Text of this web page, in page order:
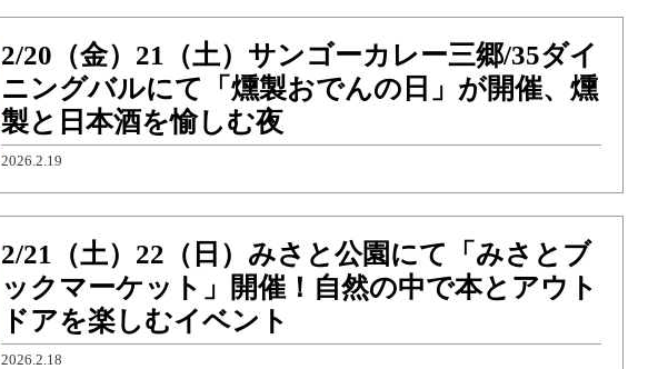
2/20（金）21（土）サンゴーカレー三郷/35ダイ
ニングバルにて「燻製おでんの日」が開催、燻
製と日本酒を愉しむ夜
2026.2.19
2/21（土）22（日）みさと公園にて「みさとブ
ックマーケット」開催！自然の中で本とアウト
ドアを楽しむイベント
2026.2.18